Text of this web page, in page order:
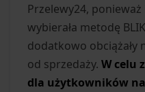
Przelewy24,
wybierała metodę
dodatkowo obciążały
od sprzedaży. W celu
dla użytkowników